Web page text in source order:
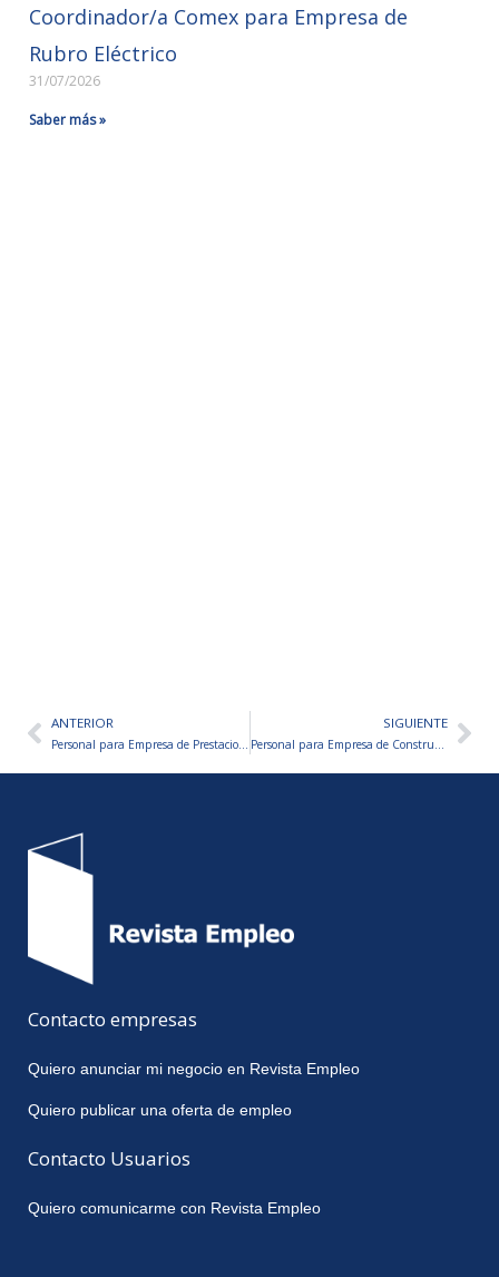
Coordinador/a Comex para Empresa de
Rubro Eléctrico
31/07/2026
Saber más »
AntANTERIOR
Personal para Empresa de Prestaciones a Domicilio
SIGUIENTE
Personal para Empresa de Construcción
Contacto empresas
Quiero anunciar mi negocio en Revista Empleo
Quiero publicar una oferta de empleo
Contacto Usuarios
Quiero comunicarme con Revista Empleo